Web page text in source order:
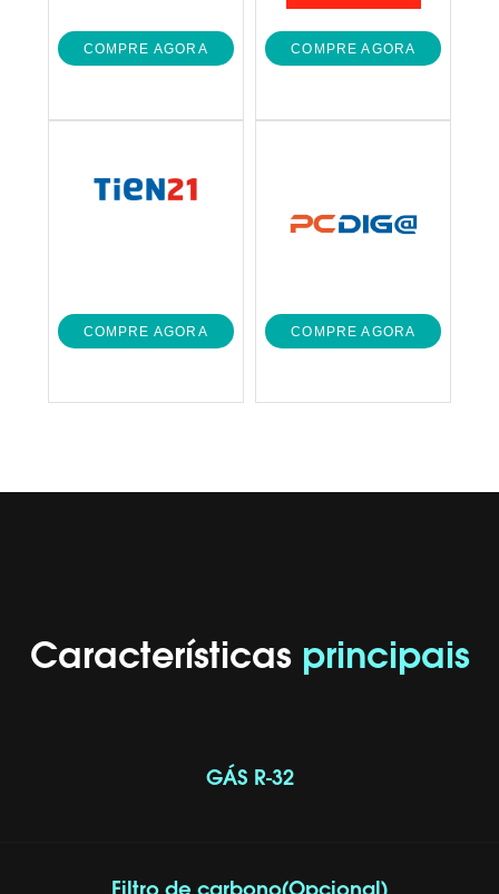
COMPRE AGORA COMPRE AGORA
COMPRE AGORA COMPRE AGORA
Características principais
GÁS R-32